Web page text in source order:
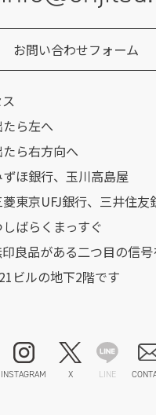
お問い合わせフォーム
ら左へ
ら右方向へ
ほ銀行、玉川高島屋
東京UFJ銀行、三井住友
ばらくまっすぐ
印良品がある二つ目の信
ビルの地下2階です
INSTAGRAM X LINE